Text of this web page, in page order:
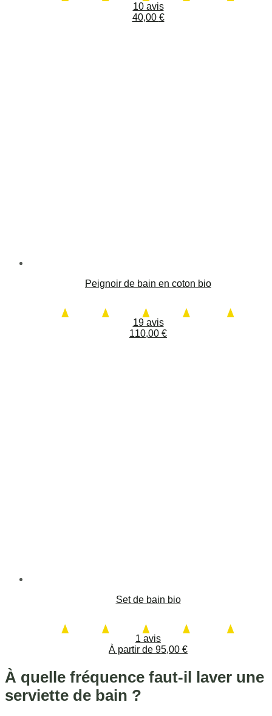
10 avis
40,00 €
Peignoir de bain en coton bio
19 avis
110,00 €
Set de bain bio
1 avis
À partir de 95,00 €
À quelle fréquence faut-il laver une
serviette de bain ?